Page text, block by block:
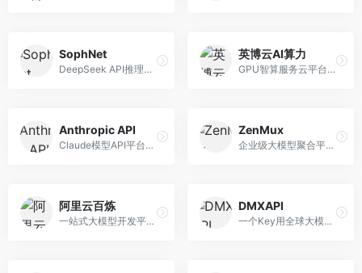
SophNet
DeepSeek API推理平台，专注于DeepSeek模型服务。面向开发者，提供DeepSeek模型API、高性能推理、低成本服务，推理效率高。
英博云AI算力
GPU智算服务云平台，专注于AI算力租赁。面向AI研究者和企业，提供GPU租赁、模型训练、推理服务等，算力资源丰富。
Anthropic API
Claude模型API平台，专注于安全可靠的AI服务。面向开发者，提供Claude系列模型API、安全特性、企业级服务等，API质量高。
ZenMux
企业级大模型聚合平台，专注于企业AI服务。面向企业用户，提供多模型管理、安全合规、成本优化等服务，企业级功能完善。
阿里云百炼
一站式大模型开发平台，深度整合阿里云服务。面向企业开发者和AI团队，提供模型训练、微调、部署、应用开发等全流程服务，企业级功能完善。
DMXAPI
一个Key用全球大模型的聚合平台。面向开发者，提供多模型统一API、简化接入、成本控制等服务，接入便捷。